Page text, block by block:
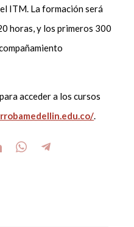
ITM. La formación será
horas, y los primeros 300
acceder a los cursos
.